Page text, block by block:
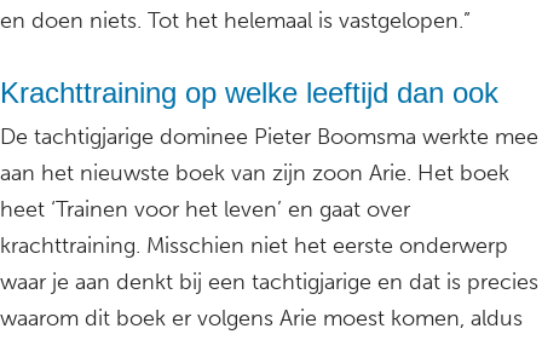
en doen niets. Tot het helemaal is vastgelopen.”
Krachttraining op welke leeftijd dan ook
De tachtigjarige dominee Pieter Boomsma werkte mee
aan het nieuwste boek van zijn zoon Arie. Het boek
heet ‘Trainen voor het leven’ en gaat over
krachttraining. Misschien niet het eerste onderwerp
waar je aan denkt bij een tachtigjarige en dat is precies
waarom dit boek er volgens Arie moest komen, aldus